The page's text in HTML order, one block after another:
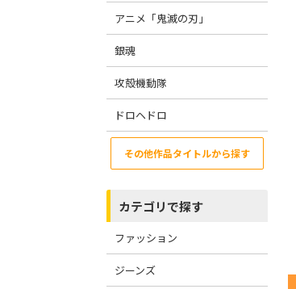
アニメ「鬼滅の刃」
銀魂
攻殻機動隊
ドロヘドロ
その他作品タイトルから探す
カテゴリで探す
ファッション
ジーンズ